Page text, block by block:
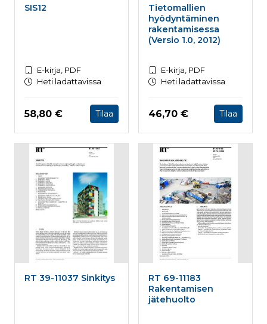
SIS12
E-kirja, PDF
Heti ladattavissa
Hinta nyt
58,80 € Tilaa
Tietomallien
hyödyntäminen
rakentamisessa
(Versio 1.0, 2012)
E-kirja, PDF
Heti ladattavissa
Hinta nyt
46,70 € Tilaa
RT 39-11037 Sinkitys
RT 69-11183
Rakentamisen
jätehuolto